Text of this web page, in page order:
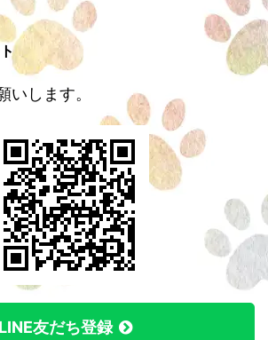
いします。
LINE友だち登録